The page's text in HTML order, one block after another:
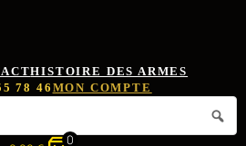
HISTOIRE DES ARMES
78 46 MON COMPTE
0